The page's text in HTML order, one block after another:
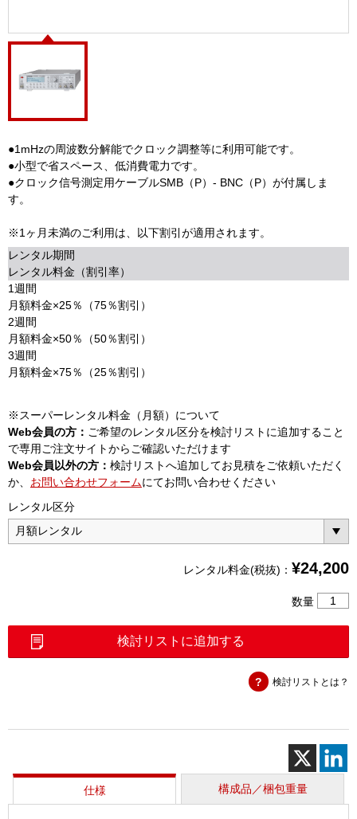
●1mHzの周波数分解能でクロック調整等に利用可能です。
●小型で省スペース、低消費電力です。
●クロック信号測定用ケーブルSMB（P）- BNC（P）が付属しま
す。
※1ヶ月未満のご利用は、以下割引が適用されます。
レンタル期間
レンタル料金（割引率）
1週間
月額料金×25％（75％割引）
2週間
月額料金×50％（50％割引）
3週間
月額料金×75％（25％割引）
※スーパーレンタル料金（月額）について
Web会員の方： ご希望のレンタル区分を検討リストに追加すること
で専用ご注文サイトからご確認いただけます
Web会員以外の方： 検討リストへ追加してお見積をご依頼いただく
か、 お問い合わせフォームにてお問い合わせください
レンタル区分
レンタル料金(税抜)： ¥24,200
数量
ン
個
検討リストに追加する
検討リストとは？
仕様 構成品／梱包重量